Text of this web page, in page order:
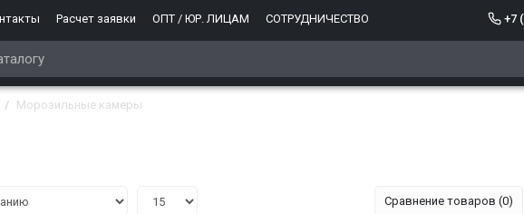
Расчет заявки ОПТ / ЮР. ЛИЦАМ СОТРУДНИЧЕСТВО +7
Морозильные камеры
Сравнение товаров (0)